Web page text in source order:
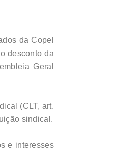
da Copel
desconto da
Geral
(CLT, art.
sindical.
e interesses